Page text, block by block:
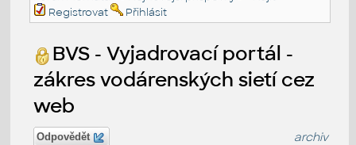
Registrovat
Přihlásit
BVS - Vyjadrovací portál -
zákres vodárenských sietí cez
web
Odpovědět archiv